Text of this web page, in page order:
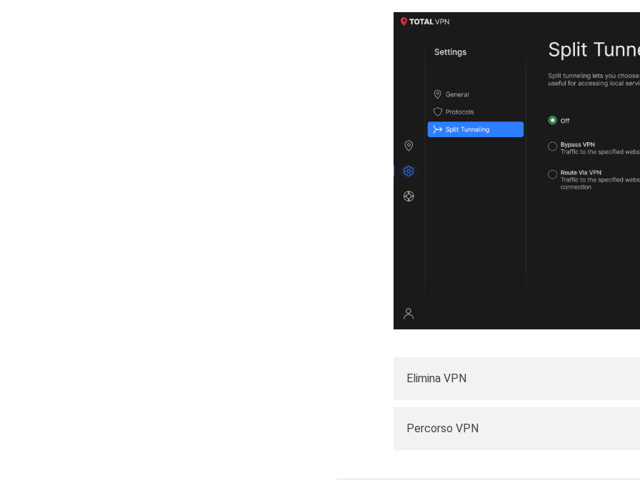
Elimina VPN
Percorso VPN